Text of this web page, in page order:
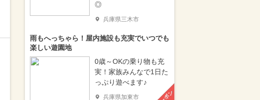
◎
兵庫県三木市
雨もへっちゃら！屋内施設も充実でいつでも
楽しい遊園地
0歳～OKの乗り物も充
実！家族みんなで1日た
っぷり遊べます♪
兵庫県加東市